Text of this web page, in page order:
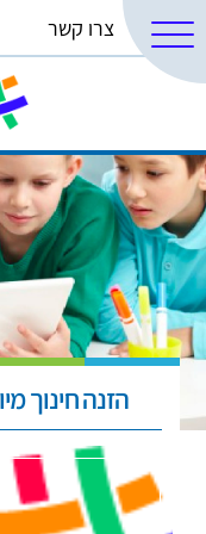
צרו קשר
הזנה חינוך